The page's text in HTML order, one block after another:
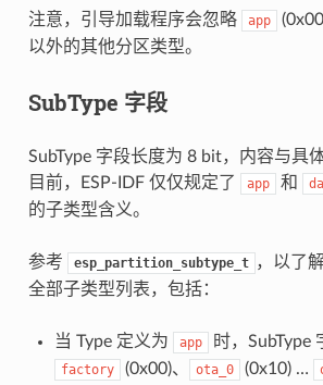
注意，引导加载程序会忽略 app
以外的其他分区类型。
SubType 字段
SubType 字段长度为 8 bit，内容与具
目前，ESP-IDF 仅仅规定了
app 和
的子类型含义。
参考 esp_partition_subtype_t ，以了
全部子类型列表，包括：
当 Type 定义为 app 时，SubType
factory (0x00)、 ota_0 (0x10) …